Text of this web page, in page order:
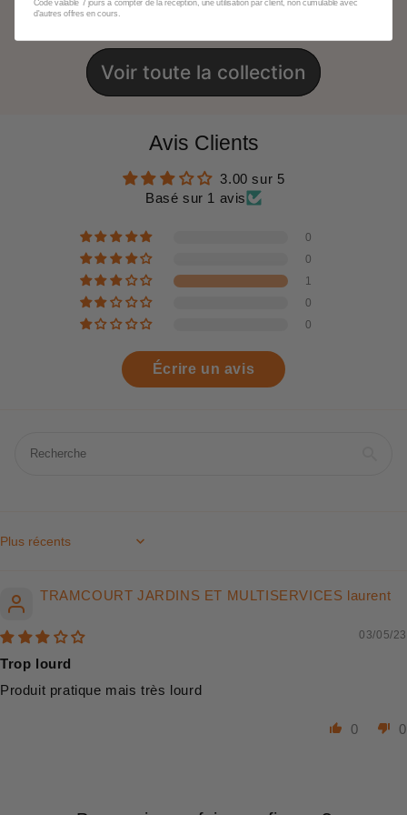
Voir toute la collection
Avis Clients
3.00 sur 5
Basé sur 1 avis
0
0
1
0
0
Écrire un avis
Sort by
TRAMCOURT JARDINS ET MULTISERVICES laurent
03/05/23
Trop lourd
Produit pratique mais très lourd
0 0
d'autres offres en cours.